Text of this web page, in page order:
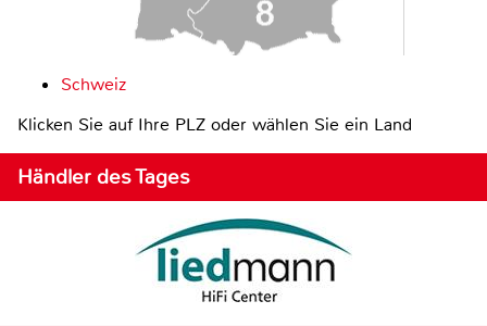
Schweiz
Klicken Sie auf Ihre PLZ oder wählen Sie ein Land
Händler des Tages